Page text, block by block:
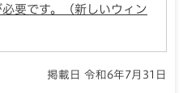
要です。（新しいウィン
掲載日 令和6年7月31日